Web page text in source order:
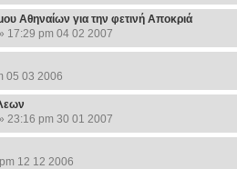
Αθηναίων για την φετινή Aποκριά
17:29 pm 04 02 2007
05 03 2006
23:16 pm 30 01 2007
12 12 2006